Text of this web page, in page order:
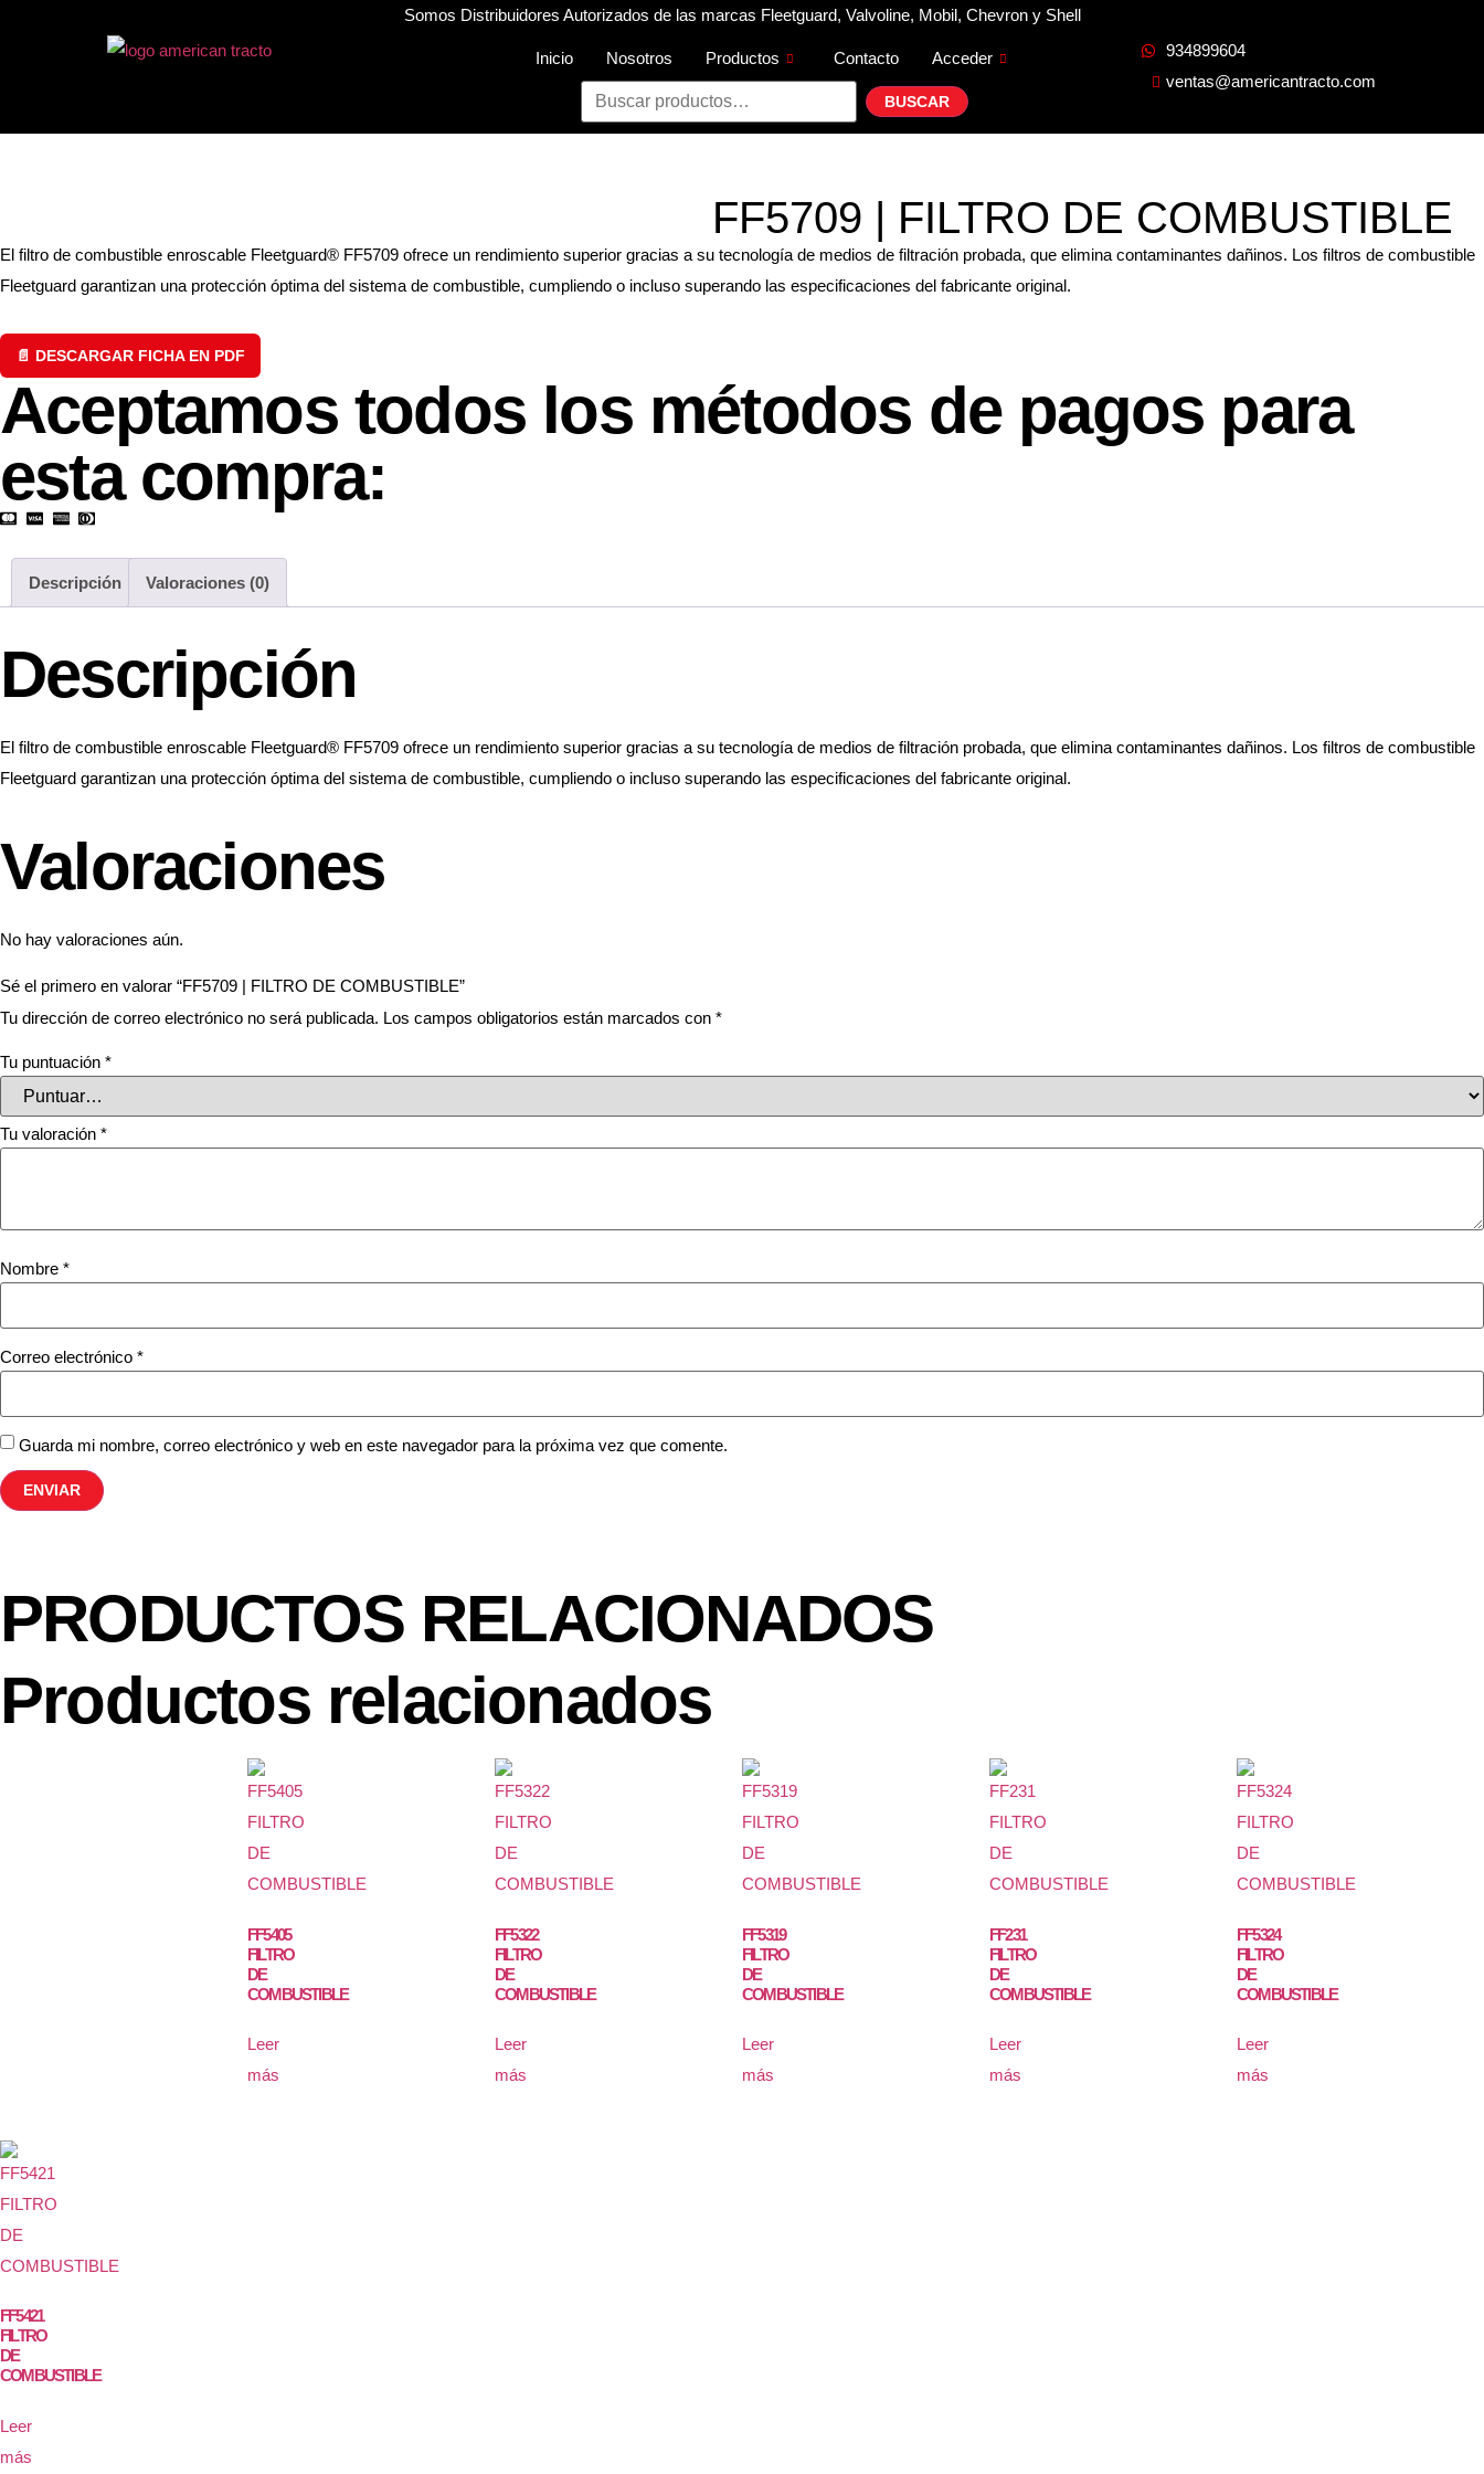
Somos Distribuidores Autorizados de las marcas Fleetguard, Valvoline, Mobil, Chevron y Shell
Inicio Nosotros Productos Contacto Acceder
BUSCAR
934899604
ventas@americantracto.com
FF5709 | FILTRO DE COMBUSTIBLE
El filtro de combustible enroscable Fleetguard® FF5709 ofrece un rendimiento superior gracias a su tecnología de medios de filtración probada, que elimina contaminantes dañinos. Los filtros de combustible
Fleetguard garantizan una protección óptima del sistema de combustible, cumpliendo o incluso superando las especificaciones del fabricante original.
📄 DESCARGAR FICHA EN PDF
Aceptamos todos los métodos de pagos para
esta compra:
Descripción Valoraciones (0)
Descripción
El filtro de combustible enroscable Fleetguard® FF5709 ofrece un rendimiento superior gracias a su tecnología de medios de filtración probada, que elimina contaminantes dañinos. Los filtros de combustible
Fleetguard garantizan una protección óptima del sistema de combustible, cumpliendo o incluso superando las especificaciones del fabricante original.
Valoraciones
No hay valoraciones aún.
Sé el primero en valorar “FF5709 | FILTRO DE COMBUSTIBLE”
Tu dirección de correo electrónico no será publicada. Los campos obligatorios están marcados con *
Tu puntuación *
Tu valoración *
Nombre *
Correo electrónico *
Guarda mi nombre, correo electrónico y web en este navegador para la próxima vez que comente.
PRODUCTOS RELACIONADOS
Productos relacionados
FF5405
FILTRO
DE
COMBUSTIBLE
Leer
más
FF5322
FILTRO
DE
COMBUSTIBLE
Leer
más
FF5319
FILTRO
DE
COMBUSTIBLE
Leer
más
FF231
FILTRO
DE
COMBUSTIBLE
Leer
más
FF5324
FILTRO
DE
COMBUSTIBLE
Leer
más
FF5421
FILTRO
DE
COMBUSTIBLE
Leer
más